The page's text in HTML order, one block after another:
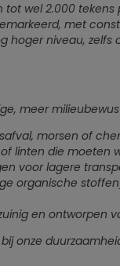
wel 2.000
met
hoger niveau, zelfs
meer
morsen of
linten die moeten
voor lagere
organische
en ontworpen
onze